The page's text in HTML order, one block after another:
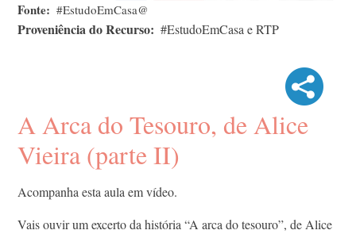
Fonte #EstudoEmCasa@
Proveniência do Recurso #EstudoEmCasa e RTP
A Arca do Tesouro, de Alice
Vieira (parte II)
Acompanha esta aula em vídeo.
Vais ouvir um excerto da história “A arca do tesouro”, de Alice